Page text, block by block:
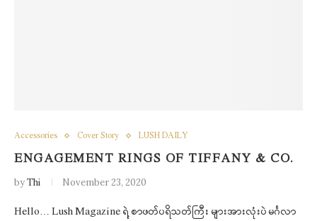
Accessories Cover Story LUSH DAILY
ENGAGEMENT RINGS OF TIFFANY & CO.
byThi November 23, 2020
Hello… Lush Magazine ရဲ့ စာဖတ်ပရိသတ်ကြီး များအားလုံးပဲ မင်္ဂလာ